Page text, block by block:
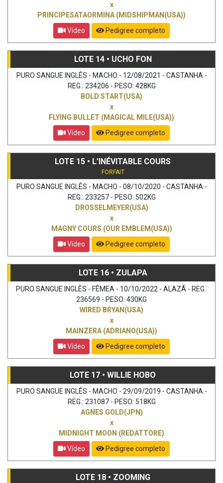
x
PRINCIPESATAORMINA (MIDSHIPMAN(USA))
Vídeo
Pedigree completo
LOTE 14 • UCHO FON
PURO SANGUE INGLÊS - MACHO - 12/08/2021 - CASTANHA -
REG.: 234206 - PESO: 428KG
BOLD START(USA)
x
FLYING BULLET (MAGICAL MILE(USA))
Vídeo
Pedigree completo
LOTE 15 • L'INÉVITABLE COURS
FORFAIT
PURO SANGUE INGLÊS - MACHO - 08/10/2020 - CASTANHA -
REG.: 233257 - PESO: 502KG
DROSSELMEYER(USA)
x
MAGNY COURS (OUR EMBLEM(USA))
Vídeo
Pedigree completo
LOTE 16 • ZULAPA
PURO SANGUE INGLÊS - FÊMEA - 10/10/2022 - ALAZÃ - REG.:
236569 - PESO: 430KG
WIRED BRYAN(USA)
x
MAINZERA (ADRIANO(USA))
Vídeo
Pedigree completo
LOTE 17 • WILLIE HOBO
PURO SANGUE INGLÊS - MACHO - 29/09/2019 - CASTANHA -
REG.: 231087 - PESO: 518KG
AGNES GOLD(JPN)
x
MIDNIGHT MOON (REDATTORE)
Vídeo
Pedigree completo
LOTE 18 • ZOOMING